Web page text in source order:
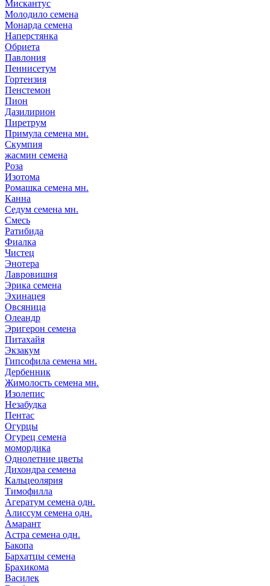
Мискантус
Молодило семена
Монарда семена
Наперстянка
Обриета
Павлония
Пеннисетум
Гортензия
Пенстемон
Пион
Дазилирион
Пиретрум
Примула семена мн.
Скумпия
жасмин семена
Роза
Изотома
Ромашка семена мн.
Канна
Седум семена мн.
Смесь
Ратибида
Фиалка
Чистец
Энотера
Лавровишня
Эрика семена
Эхинацея
Овсяница
Олеандр
Эригерон семена
Питахайя
Экзакум
Гипсофила семена мн.
Дербенник
Жимолость семена мн.
Изолепис
Незабудка
Пентас
Огурцы
Огурец семена
момордика
Однолетние цветы
Дихондра семена
Кальцеолярия
Тимофилла
Агератум семена одн.
Алиссум семена одн.
Амарант
Астра семена одн.
Бакопа
Бархатцы семена
Брахикома
Василек